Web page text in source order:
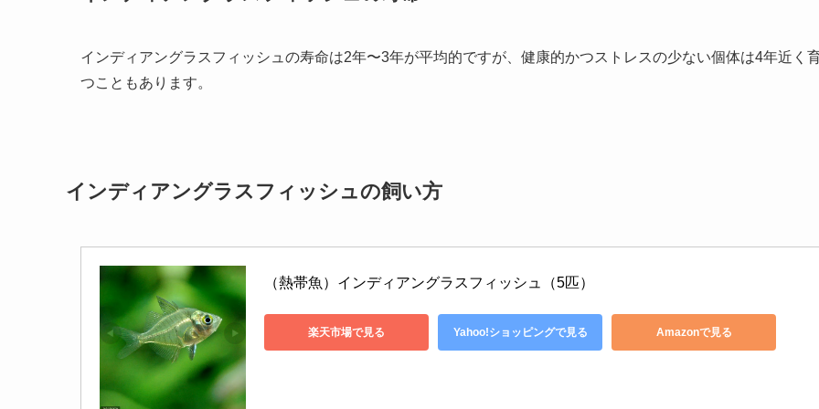
インディアングラスフィッシュの寿命は2年〜3年が平均的ですが、健康的かつストレスの少ない個体は4年近く
つこともあります。
インディアングラスフィッシュの飼い方
（熱帯魚）インディアングラスフィッシュ（5匹）
楽天市場で見る Yahoo!ショッピングで見る Amazonで見る